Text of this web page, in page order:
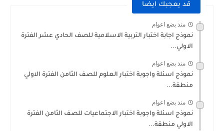
قد يعجبك ايضا
منذ بضع اعوام
نموذج اجابة اختبار التربية الاسلامية للصف الحادي عشر الفترة
الاولي...
منذ بضع اعوام
نموذج اسئلة واجوبة اختبار العلوم للصف الثامن الفترة الاولي
منطقة...
منذ بضع اعوام
نموذج اسئلة واجوبة اختبار الاجتماعيات للصف الثامن الفترة
الاولي منطقة...